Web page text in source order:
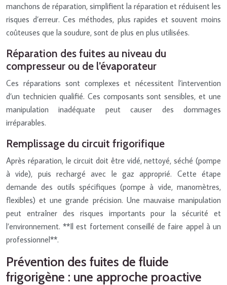
manchons de réparation, simplifient la réparation et réduisent les
risques d’erreur. Ces méthodes, plus rapides et souvent moins
coûteuses que la soudure, sont de plus en plus utilisées.
Réparation des fuites au niveau du
compresseur ou de l’évaporateur
Ces réparations sont complexes et nécessitent l’intervention
d’un technicien qualifié. Ces composants sont sensibles, et une
manipulation inadéquate peut causer des dommages
irréparables.
Remplissage du circuit frigorifique
Après réparation, le circuit doit être vidé, nettoyé, séché (pompe
à vide), puis rechargé avec le gaz approprié. Cette étape
demande des outils spécifiques (pompe à vide, manomètres,
flexibles) et une grande précision. Une mauvaise manipulation
peut entraîner des risques importants pour la sécurité et
l’environnement. **Il est fortement conseillé de faire appel à un
professionnel**.
Prévention des fuites de fluide
frigorigène : une approche proactive